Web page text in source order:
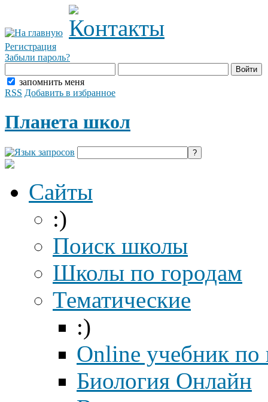
Регистрация
Забыли пароль?
запомнить меня
RSS Добавить в избранное
Планета школ
Сайты
:)
Поиск школы
Школы по городам
Тематические
:)
Online учебник по
Биология Онлайн